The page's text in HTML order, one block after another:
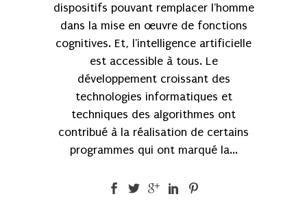
dispositifs pouvant remplacer l'homme
dans la mise en œuvre de fonctions
cognitives. Et, l'intelligence artificielle
est accessible à tous. Le
développement croissant des
technologies informatiques et
techniques des algorithmes ont
contribué à la réalisation de certains
programmes qui ont marqué la...